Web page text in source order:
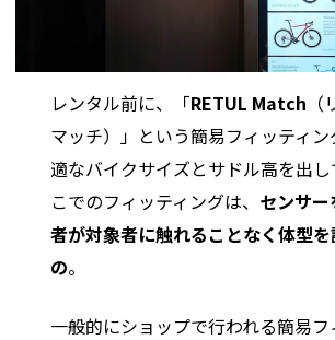
レンタル前に、「RETUL Match
マッチ）」という簡易フィッティ
適なバイクサイズとサドル高を出し
こでのフィッティングは、 センサ
者が対象者に触れることなく体型
の。
一般的にショップで行われる簡易